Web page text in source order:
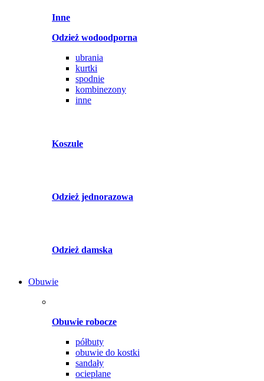
Inne
Odzież wodoodporna
ubrania
kurtki
spodnie
kombinezony
inne
Koszule
Odzież jednorazowa
Odzież damska
Obuwie
Obuwie robocze
półbuty
obuwie do kostki
sandały
ocieplane